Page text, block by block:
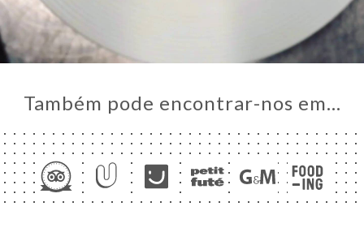
Também pode encontrar-nos em…